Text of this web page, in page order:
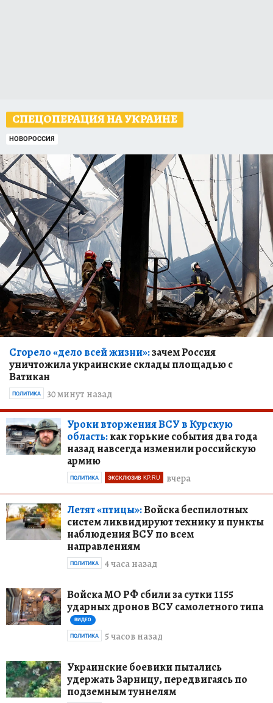
СПЕЦОПЕРАЦИЯ НА УКРАИНЕ
НОВОРОССИЯ
Сгорело «дело всей жизни»:зачем Россия
уничтожила украинские склады площадью с
Ватикан
30 минут назад
ПОЛИТИКА
Уроки вторжения ВСУ в Курскую
область:как горькие события два года
назад навсегда изменили российскую
армию
вчера
ПОЛИТИКА ЭКСКЛЮЗИВ KP.RU
Летят «птицы»:Войска беспилотных
систем ликвидируют технику и пункты
наблюдения ВСУ по всем
направлениям
4 часа назад
ПОЛИТИКА
Войска МО РФ сбили за сутки 1155
ударных дронов ВСУ самолетного типа
ВИДЕО
5 часов назад
ПОЛИТИКА
Украинские боевики пытались
удержать Зарницу, передвигаясь по
подземным туннелям